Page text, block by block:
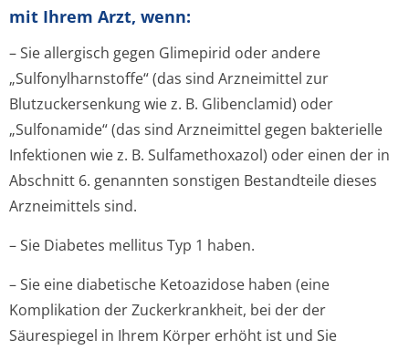
mit Ihrem Arzt, wenn:
– Sie allergisch gegen Glimepirid oder andere
„Sulfonylharns­toffe“ (das sind Arzneimittel zur
Blutzuckersenkung wie z. B. Glibenclamid) oder
„Sulfonamide“ (das sind Arzneimittel gegen bakterielle
Infektionen wie z. B. Sulfamethoxazol) oder einen der in
Abschnitt 6. genannten sonstigen Bestandteile dieses
Arzneimittels sind.
– Sie Diabetes mellitus Typ 1 haben.
– Sie eine diabetische Ketoazidose haben (eine
Komplikation der Zuckerkrankheit, bei der der
Säurespiegel in Ihrem Körper erhöht ist und Sie